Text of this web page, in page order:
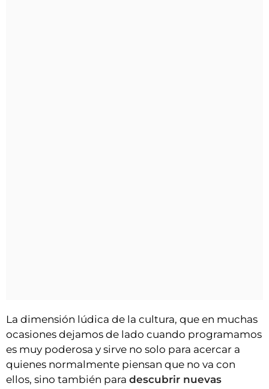
La dimensión lúdica de la cultura, que en muchas
ocasiones dejamos de lado cuando programamos
es muy poderosa y sirve no solo para acercar a
quienes normalmente piensan que no va con
ellos, sino también para descubrir nuevas